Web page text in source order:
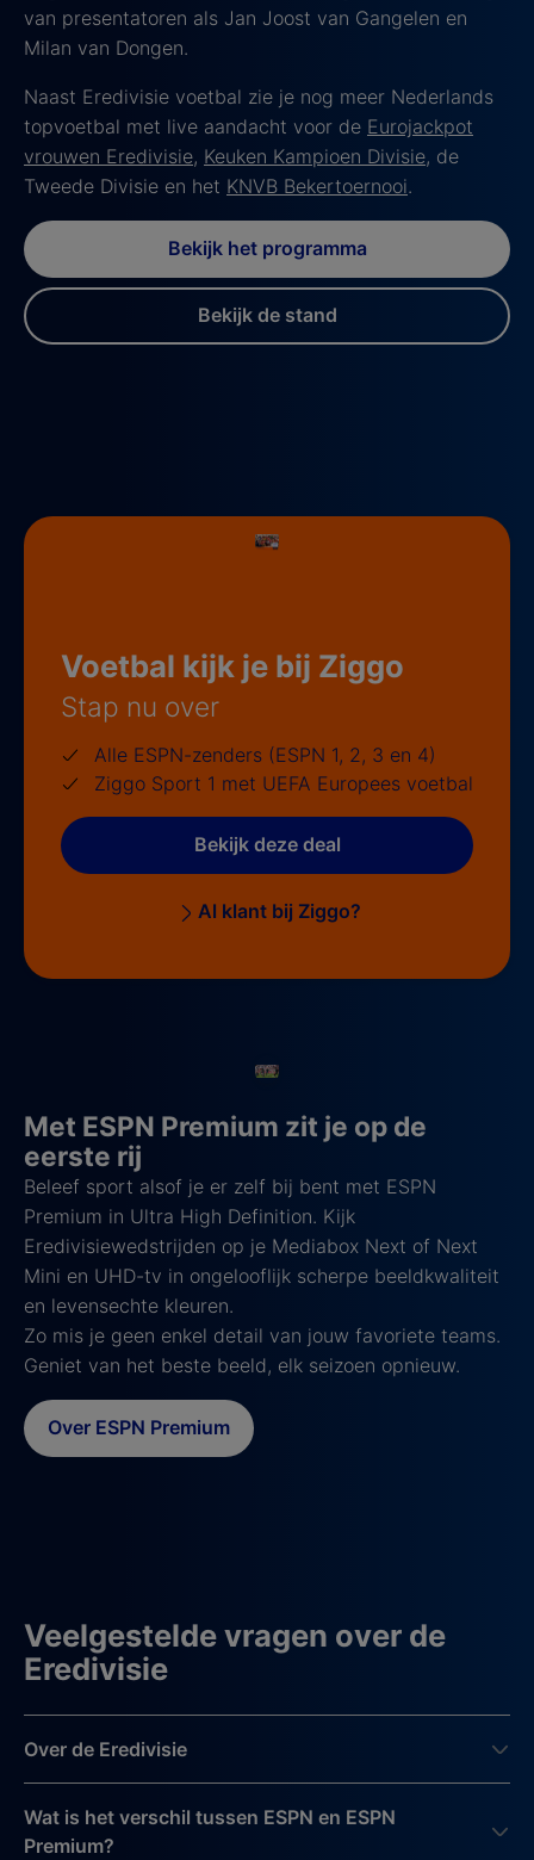
van presentatoren als Jan Joost van Gangelen en
Milan van Dongen.
Naast Eredivisie voetbal zie je nog meer Nederlands
topvoetbal met live aandacht voor de Eurojackpot
vrouwen Eredivisie, Keuken Kampioen Divisie, de
Tweede Divisie en het KNVB Bekertoernooi.
Bekijk het programma
Bekijk de stand
Voetbal kijk je bij Ziggo
Stap nu over
Alle ESPN-zenders (ESPN 1, 2, 3 en 4)
Ziggo Sport 1 met UEFA Europees voetbal
Bekijk deze deal
Al klant bij Ziggo?
Met ESPN Premium zit je op de
eerste rij
Beleef sport alsof je er zelf bij bent met ESPN
Premium in Ultra High Definition. Kijk
Eredivisiewedstrijden op je Mediabox Next of Next
Mini en UHD-tv in ongelooflijk scherpe beeldkwaliteit
en levensechte kleuren.
Zo mis je geen enkel detail van jouw favoriete teams.
Geniet van het beste beeld, elk seizoen opnieuw.
Over ESPN Premium
Veelgestelde vragen over de
Eredivisie
Over de Eredivisie
Wat is het verschil tussen ESPN en ESPN
Premium?